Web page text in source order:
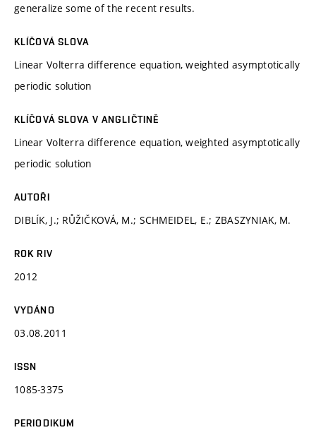
generalize some of the recent results.
KLÍČOVÁ SLOVA
Linear Volterra difference equation, weighted asymptotically
periodic solution
KLÍČOVÁ SLOVA V ANGLIČTINĚ
Linear Volterra difference equation, weighted asymptotically
periodic solution
AUTOŘI
DIBLÍK, J.; RŮŽIČKOVÁ, M.; SCHMEIDEL, E.; ZBASZYNIAK, M.
ROK RIV
2012
VYDÁNO
03.08.2011
ISSN
1085-3375
PERIODIKUM